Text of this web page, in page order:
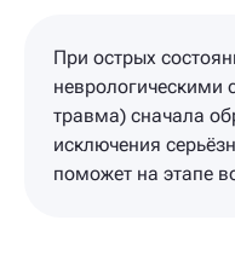
При острых
травма) сначала
исключения
поможет на этапе